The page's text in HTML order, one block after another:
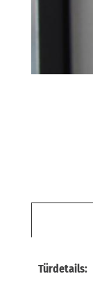
Türdetails: